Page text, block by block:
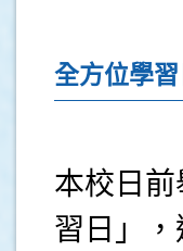
全方位學
本校日
習日」